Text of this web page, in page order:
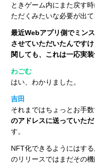
ときゲーム内にまた戻す
ただくみたいな必要が出て
最近Webアプリ側でミン
させていただいたんです
関しても、これは一応実
わごむ
はい、わかりました。
吉田
それまではちょっとお手数
のアドレスに送っていただ
す。
NFT化できるようにはす
のリリースではまだその